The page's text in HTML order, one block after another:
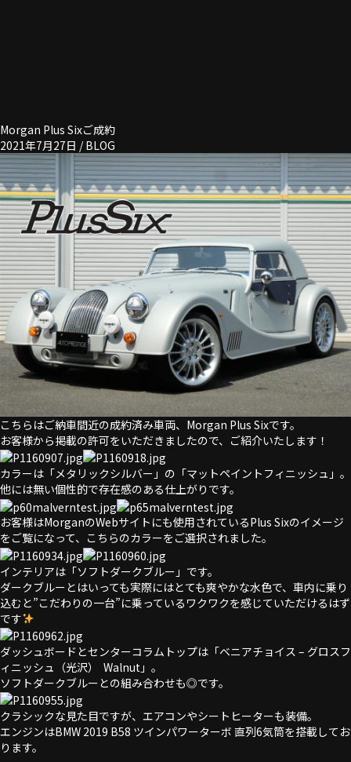
Morgan Plus Sixご成約
2021年7月27日 /BLOG
こちらはご納車間近の成約済み車両、Morgan Plus Sixです。
お客様から掲載の許可をいただきましたので、ご紹介いたします！
カラーは「メタリックシルバー」の「マットペイントフィニッシュ」。
他には無い個性的で存在感のある仕上がりです。
お客様はMorganのWebサイトにも使用されているPlus Sixのイメージ
をご覧になって、こちらのカラーをご選択されました。
インテリアは「ソフトダークブルー」です。
ダークブルーとはいっても実際にはとても爽やかな水色で、車内に乗り
込むと”こだわりの一台”に乗っているワクワクを感じていただけるはず
です
ダッシュボードとセンターコラムトップは「ベニアチョイス – グロスフ
ィニッシュ（光沢） Walnut」。
ソフトダークブルーとの組み合わせも◎です。
クラシックな見た目ですが、エアコンやシートヒーターも装備。
エンジンはBMW 2019 B58 ツインパワーターボ 直列6気筒を搭載してお
ります。